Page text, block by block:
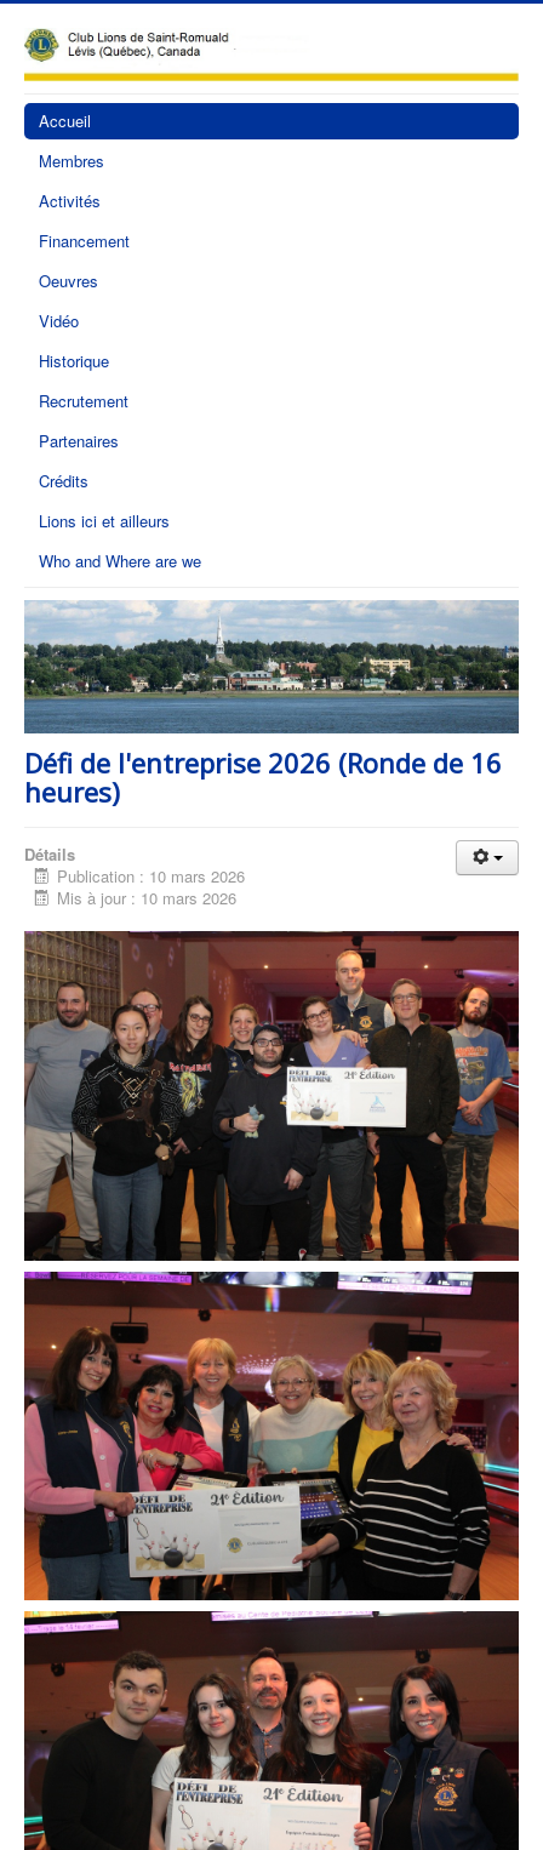
Accueil
Membres
Activités
Financement
Oeuvres
Vidéo
Historique
Recrutement
Partenaires
Crédits
Lions ici et ailleurs
Who and Where are we
Défi de l'entreprise 2026 (Ronde de 16
heures)
Détails
Publication : 10 mars 2026
Mis à jour : 10 mars 2026